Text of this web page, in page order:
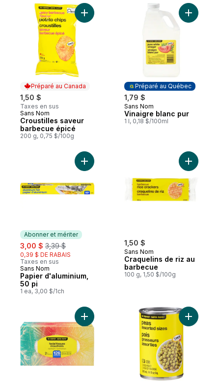
Préparé au Canada
1,50 $
Taxes en sus
Préparé au Canada
Sans Nom
Croustilles saveur
barbecue épicé
200 g, 0,75 $/100g
Ajouter Croustilles saveur barbecue
Préparé au Québec
1,79 $
Préparé au Québec
Sans Nom
Vinaigre blanc pur
1 l, 0,18 $/100ml
Ajouter
Abonner et mériter
sale:
3,00 $ , formerly:
3,39 $
0,39 $ DE RABAIS
Taxes en sus
Abonner et mériter
Sans Nom
Papier d'aluminium,
50 pi
1 ea, 3,00 $/1ch
Ajouter Papier d'aluminium, 50 pi au
1,50 $
Sans Nom
Craquelins de riz au
barbecue
100 g, 1,50 $/100g
Ajouter
Ajouter Mouchoirs 2 épaisseurs,Ajouter